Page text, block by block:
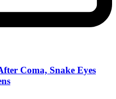
Coma, Snake Eyes